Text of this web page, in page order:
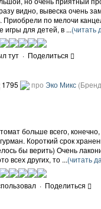
видно, вывеска очень
Приобрели по мелочи
для детей, в ...(читать
тут · Поделиться
1795 про Эко Микс
больше всего, конечно,
Короткий срок
бы верить) Очень
всех других, то ...(читать
· Поделиться